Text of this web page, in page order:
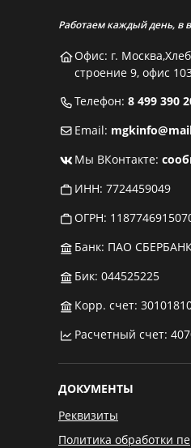
Работаем каждый день, в
Офис: г.
строение 9, офис
Телефон: 8 499 390
Email:
Мы ВКонтакте:
ИНН: 7724459049
ОГРН:
Банк: ПАО
Бик: 044525225
Корр. счет:
Расчетный счет:
ДОКУМЕНТЫ
Реквизиты
Политика обработки